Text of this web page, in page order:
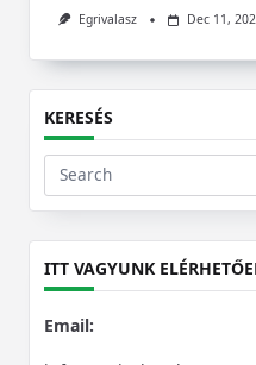
Egrivalasz Dec 11,
KERESÉS
Search
for:
ITT VAGYUNK
Email: